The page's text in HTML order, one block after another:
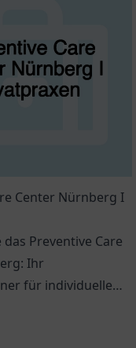
Center Nürnberg I
das Preventive Care
Ihr
für individuelle